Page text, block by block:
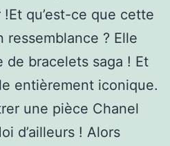
qu’est-ce que cette
? Elle
de bracelets saga ! Et
entièrement iconique.
une pièce Chanel
d’ailleurs ! Alors